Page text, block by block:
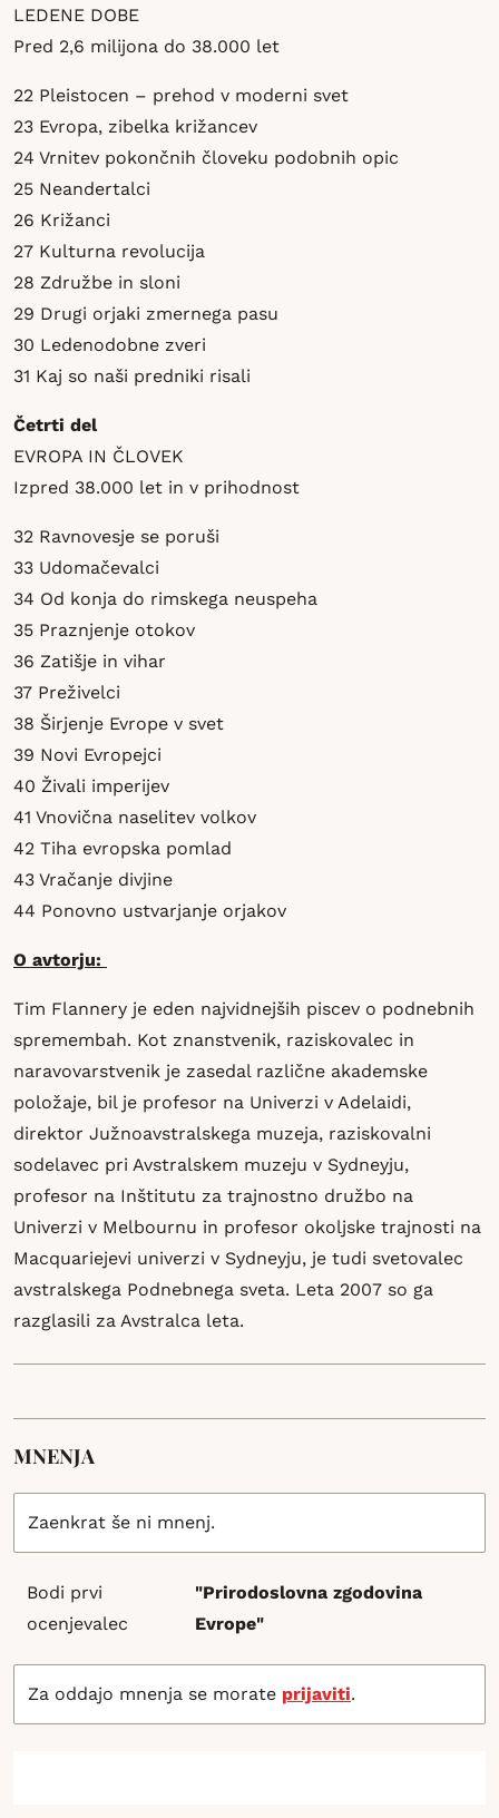
LEDENE DOBE
Pred 2,6 milijona do 38.000 let
22 Pleistocen – prehod v moderni svet
23 Evropa, zibelka križancev
24 Vrnitev pokončnih človeku podobnih opic
25 Neandertalci
26 Križanci
27 Kulturna revolucija
28 Združbe in sloni
29 Drugi orjaki zmernega pasu
30 Ledenodobne zveri
31 Kaj so naši predniki risali
Četrti del
EVROPA IN ČLOVEK
Izpred 38.000 let in v prihodnost
32 Ravnovesje se poruši
33 Udomačevalci
34 Od konja do rimskega neuspeha
35 Praznjenje otokov
36 Zatišje in vihar
37 Preživelci
38 Širjenje Evrope v svet
39 Novi Evropejci
40 Živali imperijev
41 Vnovična naselitev volkov
42 Tiha evropska pomlad
43 Vračanje divjine
44 Ponovno ustvarjanje orjakov
O avtorju:
Tim Flannery je eden najvidnejših piscev o podnebnih
spremembah. Kot znanstvenik, raziskovalec in
naravovarstvenik je zasedal različne akademske
položaje, bil je profesor na Univerzi v Adelaidi,
direktor Južnoavstralskega muzeja, raziskovalni
sodelavec pri Avstralskem muzeju v Sydneyju,
profesor na Inštitutu za trajnostno družbo na
Univerzi v Melbournu in profesor okoljske trajnosti na
Macquariejevi univerzi v Sydneyju, je tudi svetovalec
avstralskega Podnebnega sveta. Leta 2007 so ga
razglasili za Avstralca leta.
MNENJA
Zaenkrat še ni mnenj.
Bodi prvi
ocenjevalec
"Prirodoslovna zgodovina
Evrope"
Za oddajo mnenja se morate prijaviti.